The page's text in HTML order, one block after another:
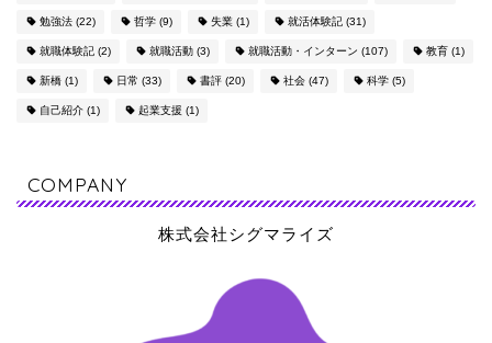
勉強法 (22) 哲学 (9) 失業 (1) 就活体験記 (31)
就職体験記 (2) 就職活動 (3) 就職活動・インターン (107) 教育 (1)
新橋 (1) 日常 (33) 書評 (20) 社会 (47) 科学 (5)
自己紹介 (1) 起業支援 (1)
COMPANY
株式会社シグマライズ